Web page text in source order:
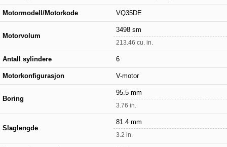
Motormodell/Motorkode VQ35DE
Motorvolum
3498 sm
213.46 cu. in.
Antall sylindere 6
Motorkonfigurasjon V-motor
Boring
95.5 mm
3.76 in.
Slaglengde
81.4 mm
3.2 in.